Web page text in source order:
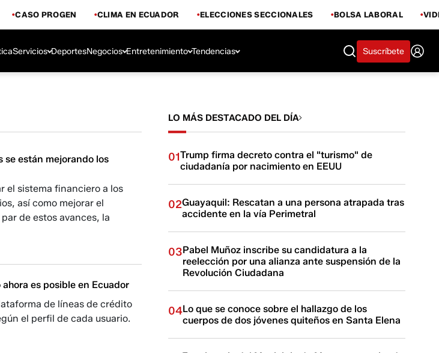
CASO PROGEN CLIMA EN ECUADOR ELECCIONES SECCIONALES BOLSA LABORAL
Servicios DeportesNegocios Entretenimiento Tendencias Suscríbete
se están mejorando los
el sistema financiero a los
así como mejorar el
de estos avances, la
es posible en Ecuador
de líneas de crédito
el perfil de cada usuario.
LO MÁS DESTACADO DEL DÍA
01Trump firma decreto contra el "turismo" de
ciudadanía por nacimiento en EEUU
02Guayaquil: Rescatan a una persona atrapada tras
accidente en la vía Perimetral
03Pabel Muñoz inscribe su candidatura a la
reelección por una alianza ante suspensión de la
Revolución Ciudadana
04Lo que se conoce sobre el hallazgo de los
cuerpos de dos jóvenes quiteños en Santa Elena